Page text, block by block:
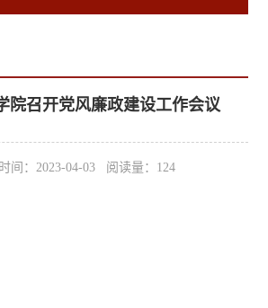
院召开党风廉政建设工作会议
间：2023-04-03 阅读量： 124